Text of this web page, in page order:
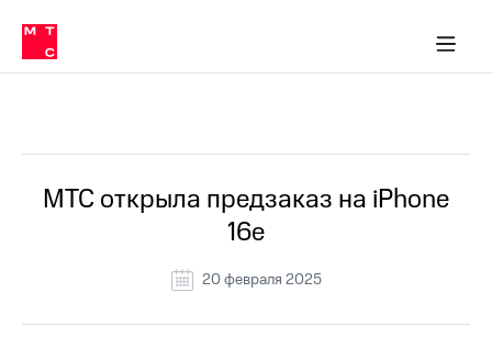
Медиа-центр
и акционерам
Устойчивое развитие
Комплаенс и деловая этика
компании
Карьера
История
Руководство
в МТС
Пресс-
релизы
о технологиях
МТС открыла предзаказ на iPhone
16e
20 февраля 2025